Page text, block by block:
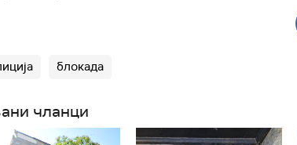
блокада
чланци